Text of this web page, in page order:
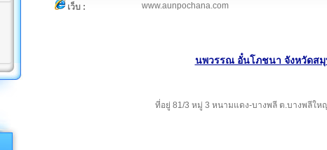
เว็บ : www.aunpochana.com
นพวรรณ อั๋นโภชนา จังหวัดสมุ
ที่อยู่ 81/3 หมู่ 3 หนามแดง-บางพลี ต.บางพลีให